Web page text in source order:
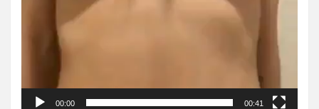
00:00 00:41